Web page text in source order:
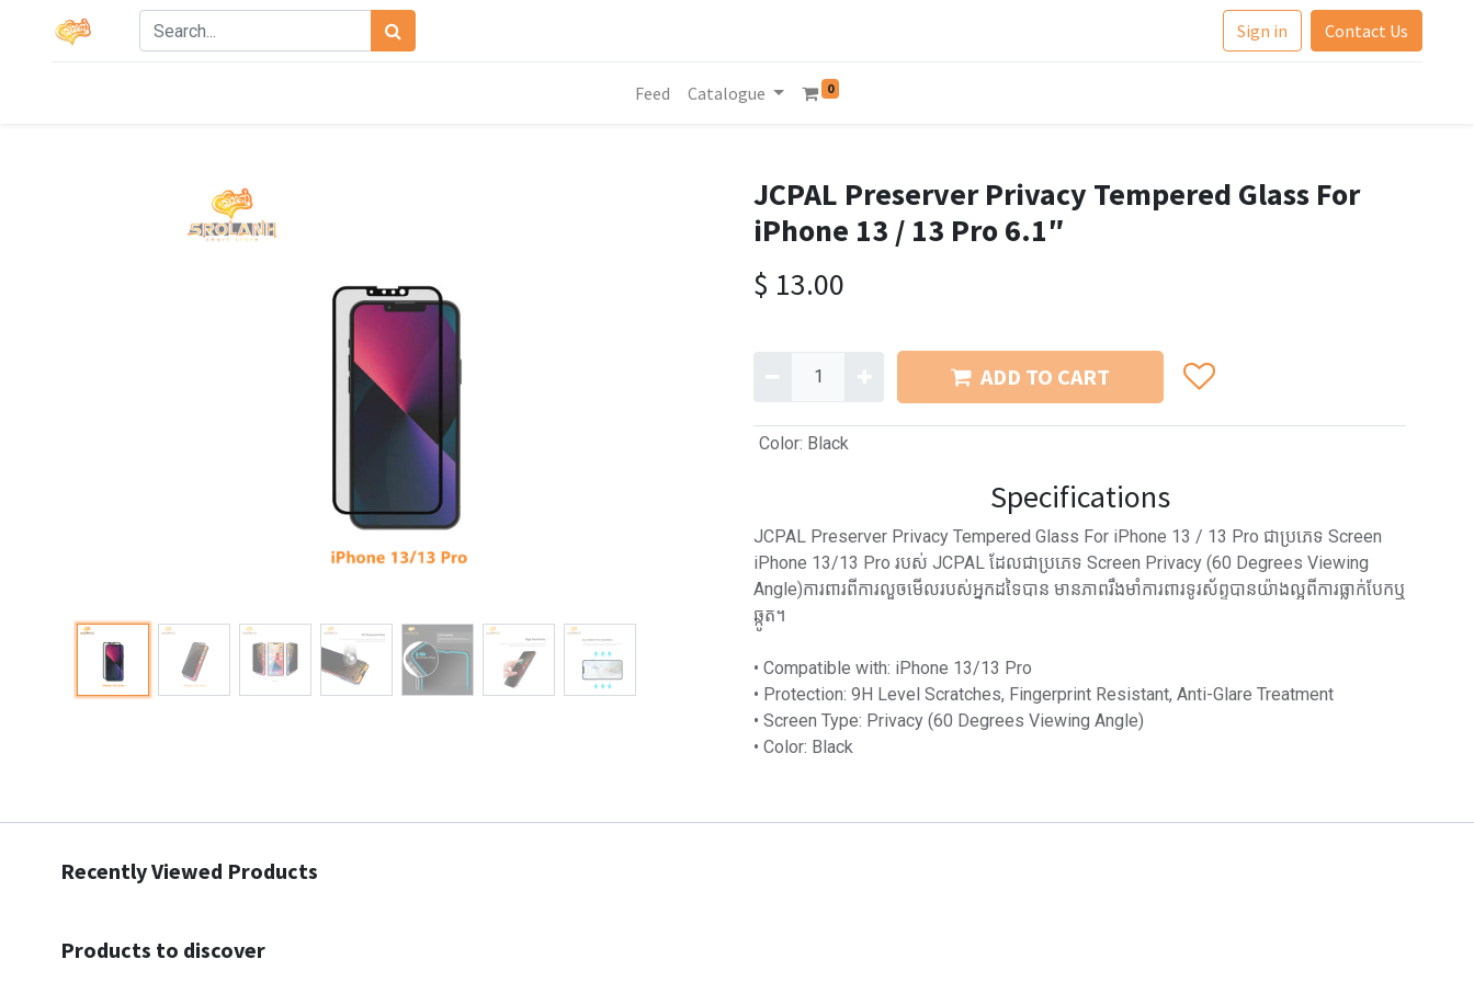
Sign in Contact Us
Feed Catalogue 0
JCPAL Preserver Privacy Tempered Glass For
iPhone 13 / 13 Pro 6.1″
$ 13.00
ADD TO CART
Color: Black
Specifications
JCPAL Preserver Privacy Tempered Glass For iPhone 13 / 13 Pro ជាប្រភេទ Screen
iPhone 13/13 Pro របស់ JCPAL ដែលជាប្រភេទ Screen Privacy (60 Degrees Viewing
Angle)ការពារពីការលួចមើលរបស់អ្នកដទៃបាន មានភាពរឹងមាំការពារទូរស័ព្ទបានយ៉ាងល្អពីការធ្លាក់បែកឬ
ឆ្កូត។
•​ Compatible with: iPhone 13/13 Pro
•​ Protection: 9H Level Scratches, Fingerprint Resistant, Anti-Glare Treatment
•​ Screen Type: Privacy (60 Degrees Viewing Angle)
•​ Color:​ Black
Recently Viewed Products
Products to discover